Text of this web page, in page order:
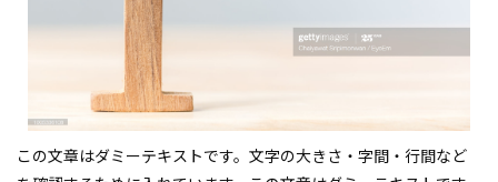
この文章はダミーテキストです。文字の大きさ・字間・行間など